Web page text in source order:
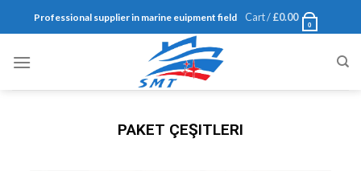
Professional supplier in marine euipment field Cart /£0.00
0
PAKET ÇEŞITLERI